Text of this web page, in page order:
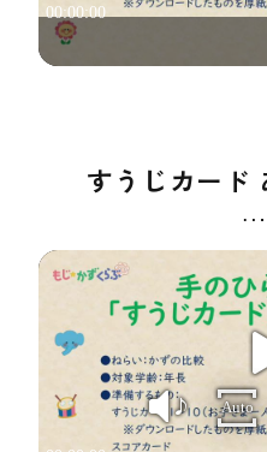
すうじカー